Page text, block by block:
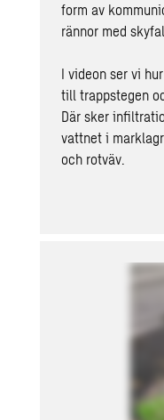
form av
rännor med
I videon ser vi
till trappstegen
Där sker
vattnet i
och rotväv.